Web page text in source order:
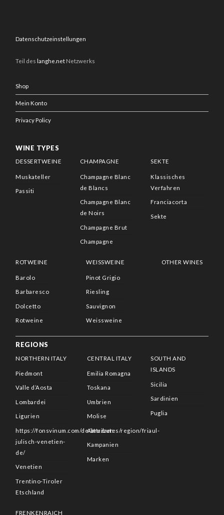
Datenschutzeinstellungen
Teil deslanghe.net Netzwerks
Shop
Mein Konto
Privacy Policy
WINE TYPES
DESSERTWEINE
Muskateller
Passiti
CHAMPAGNE
Champagne Blanc
de Blancs
Champagne Blanc
de Noirs
Champagne Brut
Champagne
SEKTE
Klassisches
Verfahren
Franciacorta
Sekte
ROTWEINE
Barolo
Barbaresco
Dolcetto
Rotweine
WEISSWEINE
Pinot Grigio
Riesling
Sauvignon
Weissweine
OTHER WINES
REGIONS
NORTHERN ITALY
Piedmont
Valle d’Aosta
Lombardei
Ligurien
https://fonsvinum.com/de/attributes/region/friaul-
julisch-venetien-
de/
Venetien
Trentino-Tiroler
Etschland
CENTRAL ITALY
Emilia Romagna
Toskana
Umbrien
Molise
Abruzzen
Kampanien
Marken
SOUTH AND
ISLANDS
Sicilia
Sardinien
Puglia
FRENKENRAICH